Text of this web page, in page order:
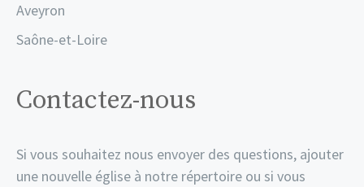
Aveyron
Saône-et-Loire
Contactez-nous
Si vous souhaitez nous envoyer des questions, ajouter
une nouvelle église à notre répertoire ou si vous